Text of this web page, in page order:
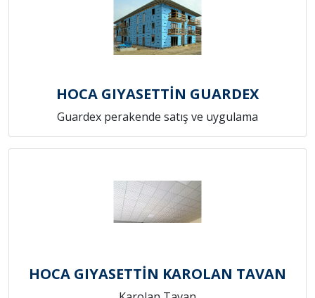
HOCA GIYASETTİN GUARDEX
Guardex perakende satış ve uygulama
HOCA GIYASETTİN KAROLAN TAVAN